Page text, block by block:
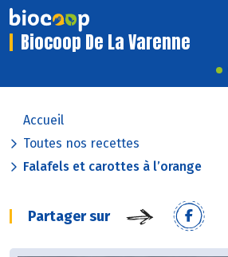
Biocoop De La Varenne
Accueil
Toutes nos recettes
Falafels et carottes à l’orange
Partager sur